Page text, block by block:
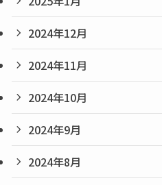
2024年12月
2024年11月
2024年10月
2024年9月
2024年8月